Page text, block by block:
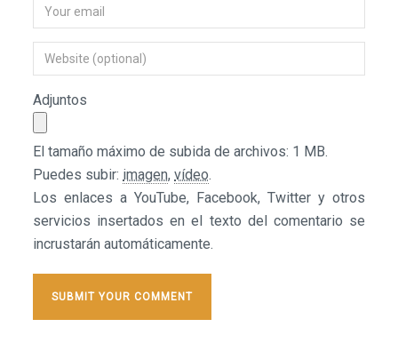
Adjuntos
El tamaño máximo de subida de archivos: 1 MB.
Puedes subir: imagen,vídeo.
Los enlaces a YouTube, Facebook, Twitter y otros
servicios insertados en el texto del comentario se
incrustarán automáticamente.